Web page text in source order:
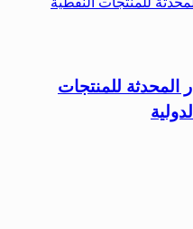
المحدثة للمنتجات